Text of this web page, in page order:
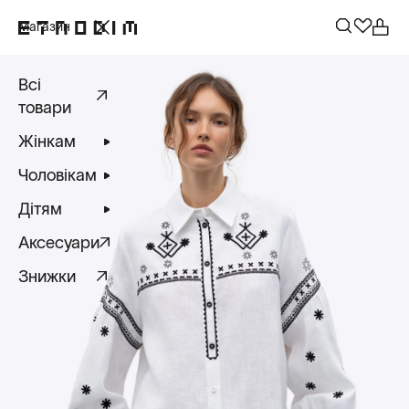
Магазин
Всі
товари
Жінкам
Чоловікам
Дітям
Аксесуари
Знижки